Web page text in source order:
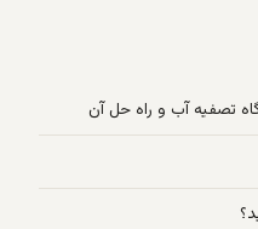
تصفیه آب و راه حل آن